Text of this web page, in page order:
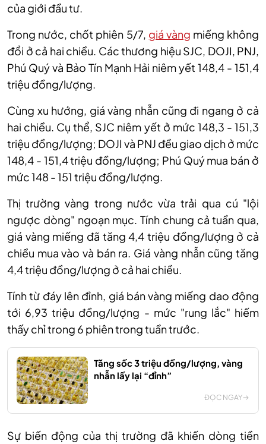
của giới đầu tư.
Trong nước, chốt phiên 5/7, giá vàng miếng không
đổi ở cả hai chiều. Các thương hiệu SJC, DOJI, PNJ,
Phú Quý và Bảo Tín Mạnh Hải niêm yết 148,4 - 151,4
triệu đồng/lượng.
Cùng xu hướng, giá vàng nhẫn cũng đi ngang ở cả
hai chiều. Cụ thể, SJC niêm yết ở mức 148,3 - 151,3
triệu đồng/lượng; DOJI và PNJ đều giao dịchở mức
148,4 - 151,4 triệu đồng/lượng; Phú Quý mua bán ở
mức 148-151 triệu đồng/lượng.
Thị trường vàng trong nước vừa trải qua cú "lội
ngược dòng" ngoạn mục. Tính chung cả tuần qua,
giá vàng miếng đã tăng 4,4 triệu đồng/lượng ở cả
chiều mua vào và bán ra. Giá vàng nhẫn cũng tăng
4,4 triệu đồng/lượng ở cả hai chiều.
Tính từ đáy lên đỉnh, giá bán vàng miếng dao động
tới 6,93 triệu đồng/lượng - mức "rung lắc" hiếm
thấy chỉ trong 6 phiên trong tuần trước.
Tăng sốc 3 triệu đồng/lượng, vàng
nhẫn lấy lại “đỉnh”
ĐỌC NGAY
Sự biến động của thị trường đã khiến dòng tiền